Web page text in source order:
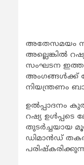
അതേസമയം
അല്ലെങ്കില്‍
സംഘടന
അംഗങ്ങള്‍ക്ക്
നിയന്ത്രണം
ഉല്‍പ്പാദനം
റഷ്യ ഉള്‍പ്പടെ
തുടര്‍ച്ചയായ
ഡിമാന്‍ഡ്